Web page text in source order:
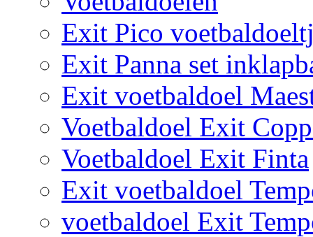
Exit Pico
Exit Panna set
Exit voetbaldoel
Voetbaldoel Exit
Voetbaldoel Exit Finta
Exit voetbaldoel
voetbaldoel Exit